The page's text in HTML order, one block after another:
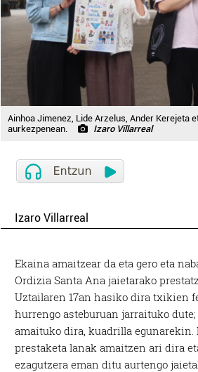
Ainhoa Jimenez, Lide Arzelus, Ander Kerejeta
aurkezpenean.
Izaro Villarreal
Izaro Villarreal
Ekaina amaitzear da eta gero eta
Ordizia Santa Ana jaietarako
Uztailaren 17an hasiko dira txikien
hurrengo asteburuan jarraituko
amaituko dira, kuadrilla egunarekin.
prestaketa lanak amaitzen ari dira
ezagutzera eman ditu aurtengo